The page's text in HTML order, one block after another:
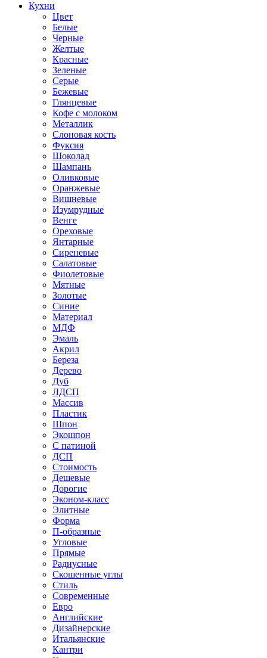
Кухни
Цвет
Белые
Черные
Желтые
Красные
Зеленые
Серые
Бежевые
Глянцевые
Кофе с молоком
Металлик
Слоновая кость
Фуксия
Шоколад
Шампань
Оливковые
Оранжевые
Вишневые
Изумрудные
Венге
Ореховые
Янтарные
Сиреневые
Салатовые
Фиолетовые
Мятные
Золотые
Синие
Материал
МДФ
Эмаль
Акрил
Береза
Дерево
Дуб
ЛДСП
Массив
Пластик
Шпон
Экошпон
С патиной
ДСП
Стоимость
Дешевые
Дорогие
Эконом-класс
Элитные
Форма
П-образные
Угловые
Прямые
Радиусные
Скошенные углы
Стиль
Современные
Евро
Английские
Дизайнерские
Итальянские
Кантри